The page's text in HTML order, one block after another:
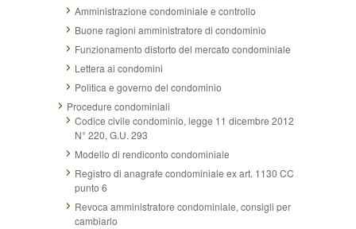
Amministrazione condominiale e controllo
Buone ragioni amministratore di condominio
Funzionamento distorto del mercato condominiale
Lettera ai condomini
Politica e governo del condominio
Procedure condominiali
Codice civile condominio, legge 11 dicembre 2012
N° 220, G.U. 293
Modello di rendiconto condominiale
Registro di anagrafe condominiale ex art. 1130 CC
punto 6
Revoca amministratore condominiale, consigli per
cambiarlo